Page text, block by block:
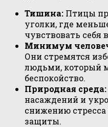
Тишина: Птицы
уголки, где
чувствовать себя
Минимум
Они стремятся
людьми, который
беспокойство.
Природная среда:
насаждений и
снижению
защиты.